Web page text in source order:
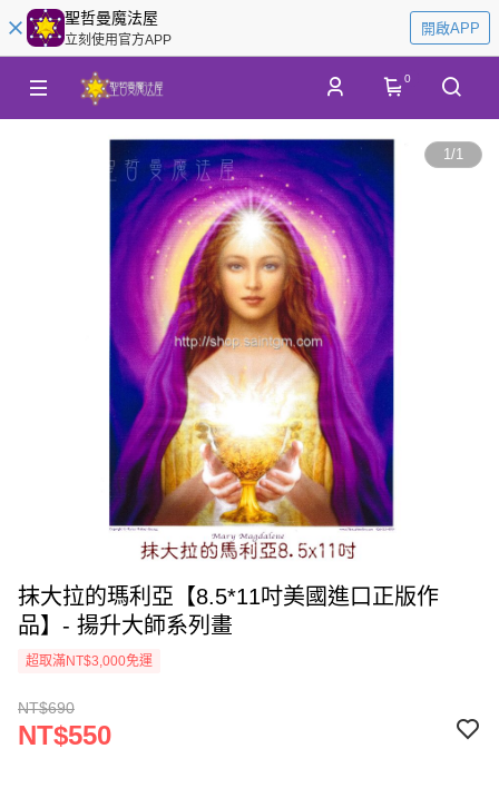
聖哲曼魔法屋
立刻使用官方APP
開啟APP
0
1/1
抹大拉的瑪利亞【8.5*11吋美國進口正版作
品】- 揚升大師系列畫
超取滿NT$3,000免運
NT$690
NT$550